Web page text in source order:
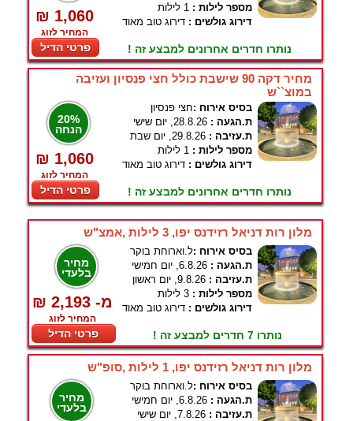
₪ 1,060
המחיר לזוג
פרטי הדיל
מספר לילות : 1 לילות
דירוג גולשים : דירוג טוב מאוד
נותרו חדרים אחרונים למבצע זה !
מחיר דקה 90 שישבת כולל חצי פנסיון ועזיבה
במוצ``ש
20%
הנחה
₪ 1,060
המחיר לזוג
פרטי הדיל
בסיס אירוח :חצי פנסיון
ת.הגעה : 28.8.26, יום שישי
ת.עזיבה : 29.8.26, יום שבת
מספר לילות : 1 לילות
דירוג גולשים : דירוג טוב מאוד
נותרו חדרים אחרונים למבצע זה !
מלון רות דניאל רזידנס יפו, 3 לילות ,אמצ"ש
מחיר
בלעדי
₪ 2,193 -מ
המחיר לזוג
פרטי הדיל
בסיס אירוח :ל.וארוחת בוקר
ת.הגעה : 6.8.26, יום חמישי
ת.עזיבה : 9.8.26, יום ראשון
מספר לילות : 3 לילות
דירוג גולשים : דירוג טוב מאוד
נותרו 7 חדרים למבצע זה !
מלון רות דניאל רזידנס יפו, 1 לילות ,סופ"ש
מחיר
בלעדי
בסיס אירוח :ל.וארוחת בוקר
ת.הגעה : 6.8.26, יום חמישי
ת.עזיבה : 7.8.26, יום שישי